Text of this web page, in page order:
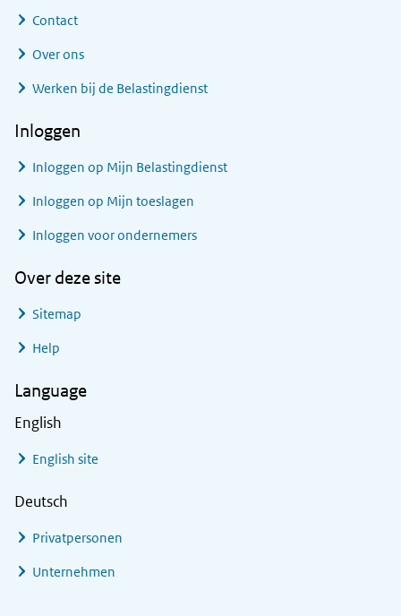
Contact
Over ons
Werken bij de Belastingdienst
Inloggen
Inloggen op Mijn Belastingdienst
Inloggen op Mijn toeslagen
Inloggen voor ondernemers
Over deze site
Sitemap
Help
Language
English
English site
Deutsch
Privatpersonen
Unternehmen